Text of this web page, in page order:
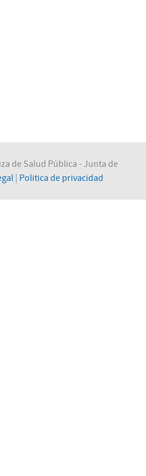
de Salud Pública - Junta de
| Politica de privacidad